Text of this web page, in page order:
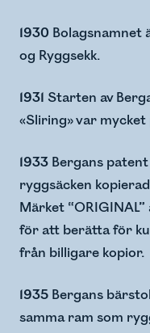
1930 Bolagsnamnet
og Ryggsekk.
1931 Starten av
«Sliring» var
1933 Bergans
ryggsäcken
Märket
för att berätta för
från billigare kopior.
1935 Bergans
samma ram som